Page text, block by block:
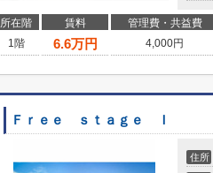
所在階 賃料 管理費・共益費
1階
6.6万円 4,000円
Ｆｒｅｅ ｓｔａｇｅ Ｉ
住所